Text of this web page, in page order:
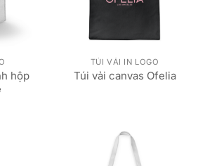
hộp
TÚI VẢI IN LOGO
Túi vải canvas Ofelia